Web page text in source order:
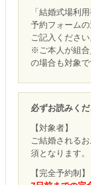
「結婚式場利
予約フォーム
ご記入ください
※ご本人が組合
の場合も対象で
必ずお読みく
【対象者】
ご結婚される
須となります。
【完全予約制】